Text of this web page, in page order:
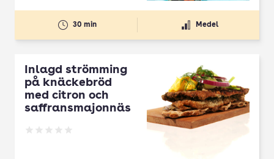
30 min Medel
Inlagd strömming
på knäckebröd
med citron och
saffransmajonnäs
Betyg: 0 av 5